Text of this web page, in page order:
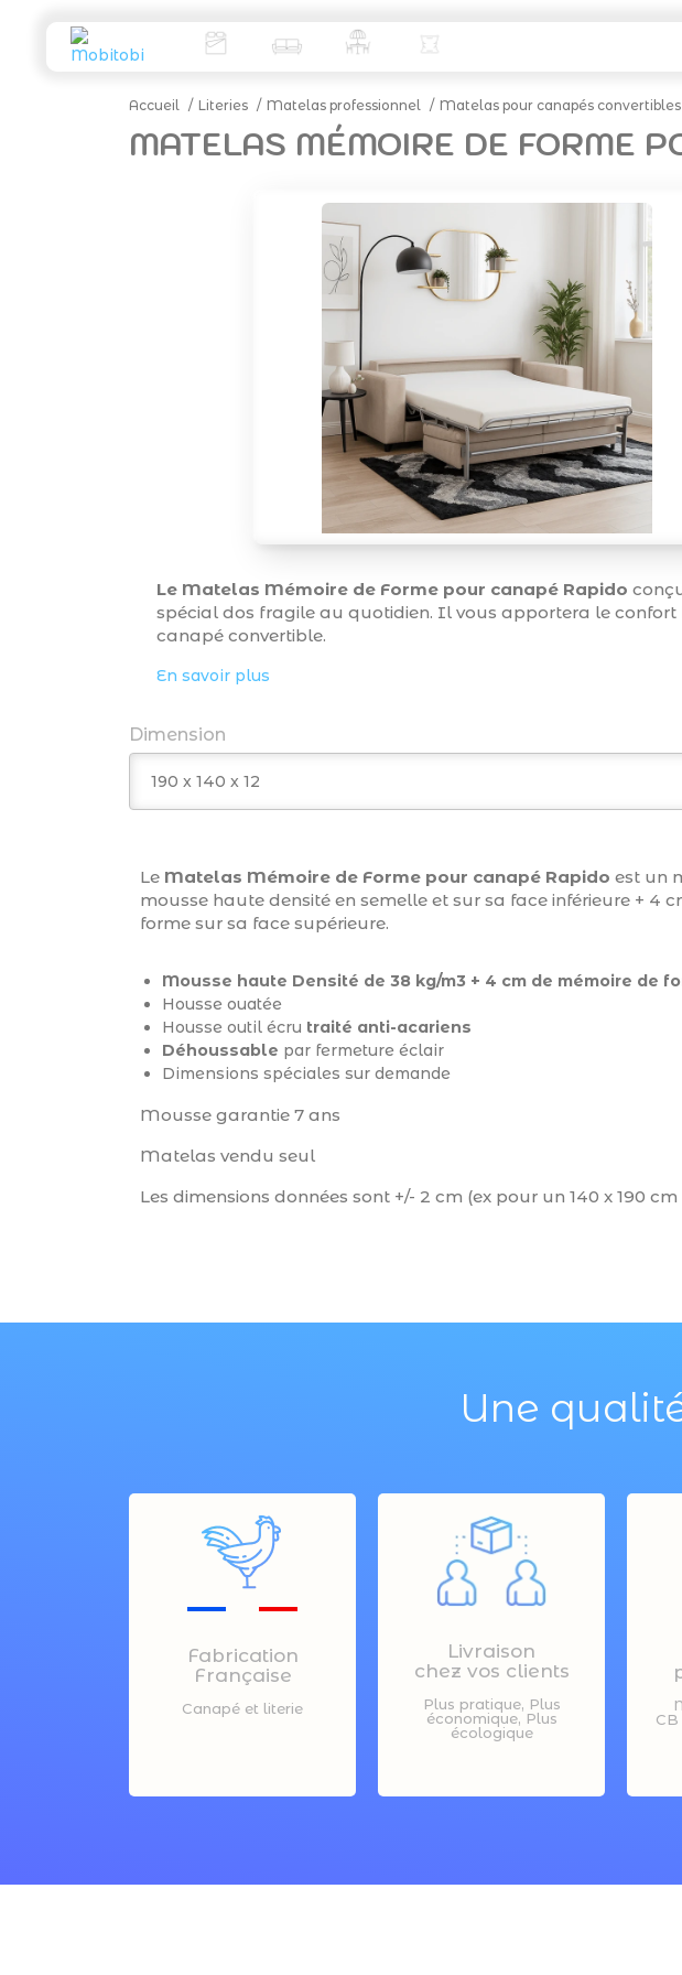
Accueil Literies Matelas professionnel Matelas pour canapés convertibles
MATELAS MÉMOIRE DE FORME
Le Matelas Mémoire de Forme pour canapé Rapido
spécial dos fragile au quotidien. Il vous apportera le
canapé convertible.
En savoir plus
Dimension
Le Matelas Mémoire de Forme pour canapé Rapido est un
mousse haute densité en semelle et sur sa face inférieure + 4
forme sur sa face supérieure.
Mousse haute Densité de 38 kg/m3 + 4 cm de mémoire de
Housse ouatée
Housse outil écru traité anti-acariens
Déhoussable par fermeture éclair
Dimensions spéciales sur demande
Mousse garantie 7 ans
Matelas vendu seul
Les dimensions données sont +/- 2 cm (ex pour un 140 x 190 cm
Une
Fabrication
Française
Canapé et literie
Livraison
chez vos clients
Plus pratique, Plus
économique, Plus
écologique
CB